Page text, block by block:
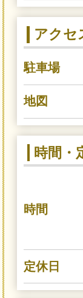
アクセ
駐車場
地図
時間・
時間
定休日